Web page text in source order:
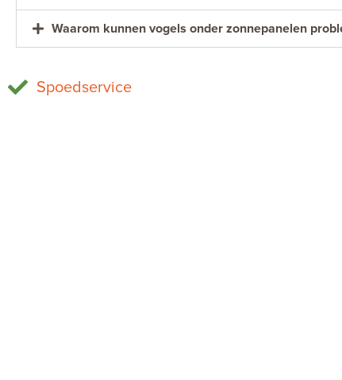
Waarom kunnen vogels onder zonnepanelen
Spoedservice